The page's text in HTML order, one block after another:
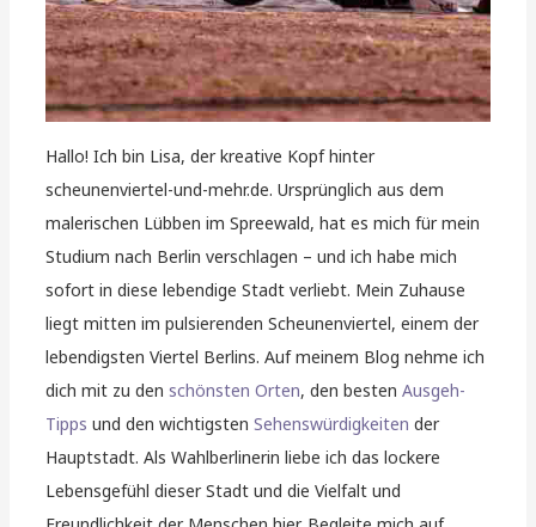
Hallo! Ich bin Lisa, der kreative Kopf hinter
scheunenviertel-und-mehr.de. Ursprünglich aus dem
malerischen Lübben im Spreewald, hat es mich für mein
Studium nach Berlin verschlagen – und ich habe mich
sofort in diese lebendige Stadt verliebt. Mein Zuhause
liegt mitten im pulsierenden Scheunenviertel, einem der
lebendigsten Viertel Berlins. Auf meinem Blog nehme ich
dich mit zu denschönsten Orten, den bestenAusgeh-
Tipps und den wichtigstenSehenswürdigkeiten der
Hauptstadt. Als Wahlberlinerin liebe ich das lockere
Lebensgefühl dieser Stadt und die Vielfalt und